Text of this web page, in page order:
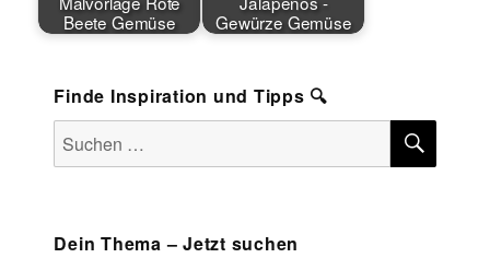
Beete Gemüse
Gewürze Gemüse
Finde Inspiration und Tipps 🔍
Suchen
nach:
Dein Thema – Jetzt suchen